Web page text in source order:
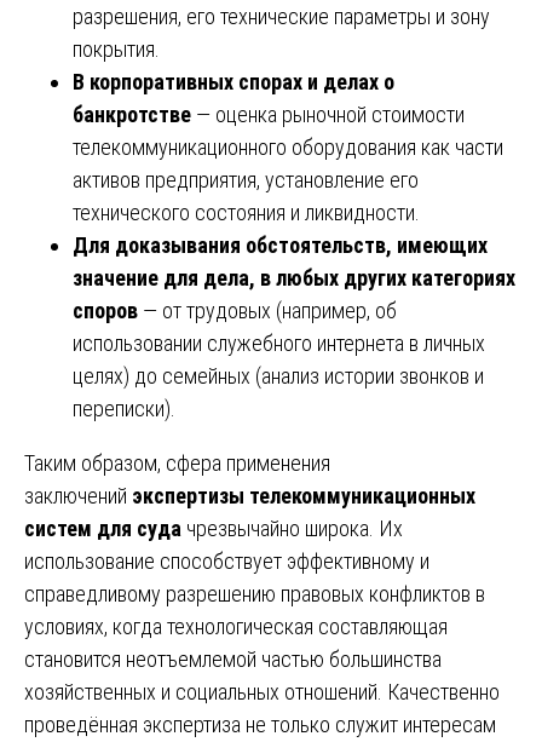
разрешения, его технические параметры и зону
покрытия.
В корпоративных спорах и делах о
банкротстве — оценка рыночной стоимости
телекоммуникационного оборудования как части
активов предприятия, установление его
технического состояния и ликвидности.
Для доказывания обстоятельств, имеющих
значение для дела, в любых других категориях
споров — от трудовых (например, об
использовании служебного интернета в личных
целях) до семейных (анализ истории звонков и
переписки).
Таким образом, сфера применения
заключений экспертизы телекоммуникационных
систем для суда чрезвычайно широка. Их
использование способствует эффективному и
справедливому разрешению правовых конфликтов в
условиях, когда технологическая составляющая
становится неотъемлемой частью большинства
хозяйственных и социальных отношений. Качественно
проведённая экспертиза не только служит интересам